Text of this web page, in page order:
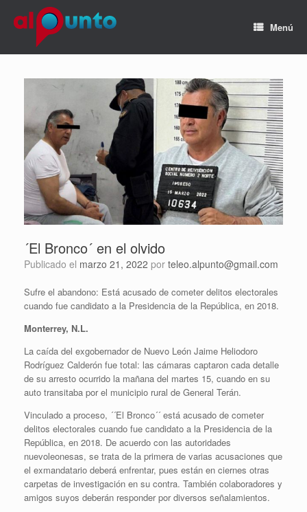
Menú
´El Bronco´ en el olvido
Publicado el marzo 21, 2022 por teleo.alpunto@gmail.com
Sufre el abandono: Está acusado de cometer delitos electorales
cuando fue candidato a la Presidencia de la República, en 2018.
Monterrey, N.L.
La caída del exgobernador de Nuevo León Jaime Heliodoro
Rodríguez Calderón fue total: las cámaras captaron cada detalle
de su arresto ocurrido la mañana del martes 15, cuando en su
auto transitaba por el municipio rural de General Terán.
Vinculado a proceso, ´´El Bronco´´ está acusado de cometer
delitos electorales cuando fue candidato a la Presidencia de la
República, en 2018. De acuerdo con las autoridades
nuevoleonesas, se trata de la primera de varias acusaciones que
el exmandatario deberá enfrentar, pues están en ciernes otras
carpetas de investigación en su contra. También colaboradores y
amigos suyos deberán responder por diversos señalamientos.